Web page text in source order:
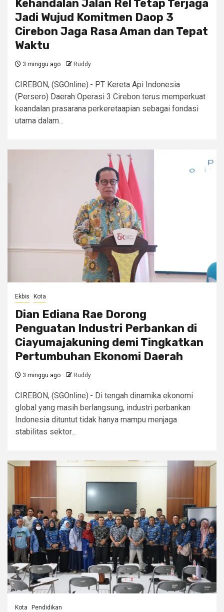
Kehandalan Jalan Rel Tetap Terjaga
Jadi Wujud Komitmen Daop 3
Cirebon Jaga Rasa Aman dan Tepat
Waktu
3 minggu ago Ruddy
CIREBON, (SGOnline).- PT Kereta Api Indonesia
(Persero) Daerah Operasi 3 Cirebon terus memperkuat
keandalan prasarana perkeretaapian sebagai fondasi
utama dalam...
Ekbis Kota
Dian Ediana Rae Dorong
Penguatan Industri Perbankan di
Ciayumajakuning demi Tingkatkan
Pertumbuhan Ekonomi Daerah
3 minggu ago Ruddy
CIREBON, (SGOnline).- Di tengah dinamika ekonomi
global yang masih berlangsung, industri perbankan
Indonesia dituntut tidak hanya mampu menjaga
stabilitas sektor...
Kota Pendidikan